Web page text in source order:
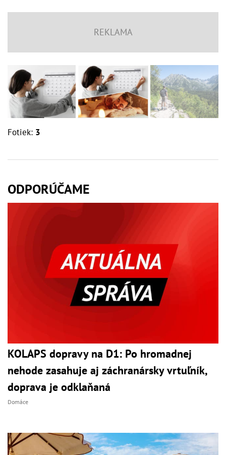
Fotiek: 3
ODPORÚČAME
KOLAPS dopravy na D1: Po hromadnej
nehode zasahuje aj záchranársky vrtuľník,
doprava je odklaňaná
Domáce